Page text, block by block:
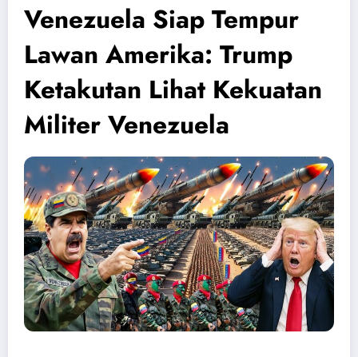
Venezuela Siap Tempur
Lawan Amerika: Trump
Ketakutan Lihat Kekuatan
Militer Venezuela